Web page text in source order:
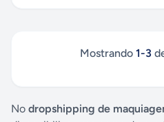
Mostrando 1-3
No dropshipping de